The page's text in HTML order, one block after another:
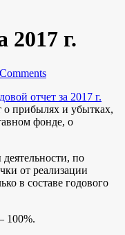
2017 г.
отчет за 2017 г.
о прибылях и убытках,
фонде, о
по
от реализации
в составе годового
100%.